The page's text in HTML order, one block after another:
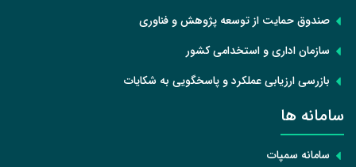
صندوق حمایت از توسعه پژوهش و فناوری
سازمان اداری و استخدامی کشور
بازرسی ارزیابی عملکرد و پاسخگویی به شکایات
سامانه ها
سامانه سمپات